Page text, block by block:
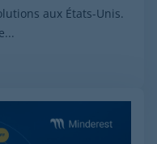
aux États-Unis.